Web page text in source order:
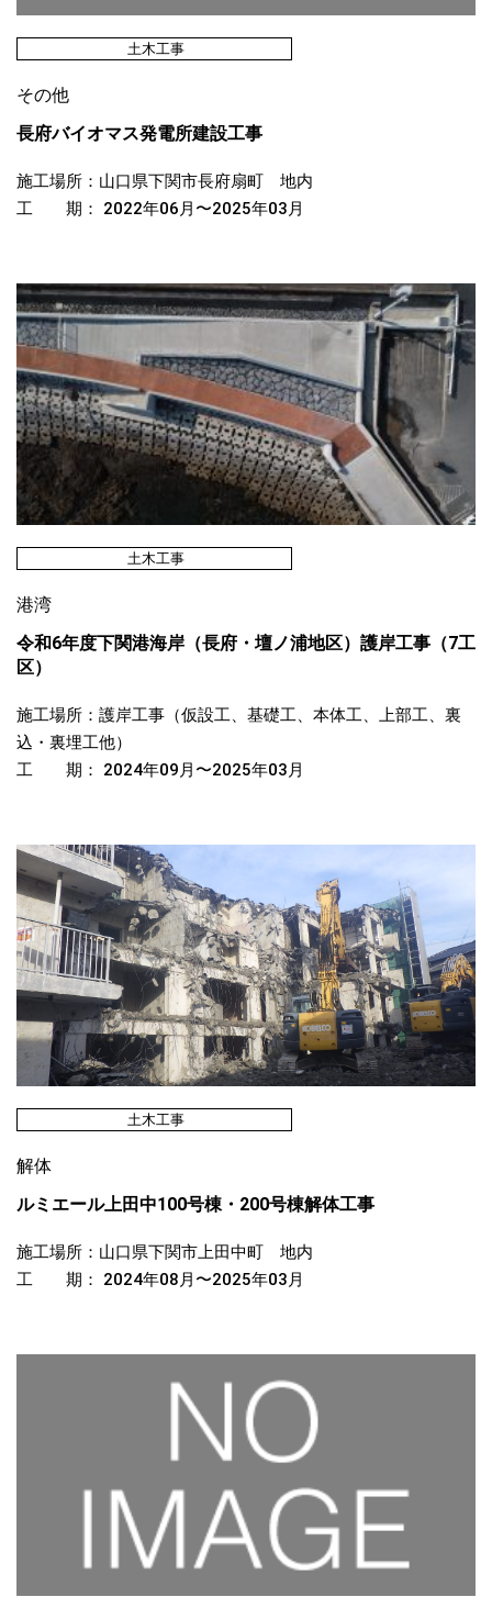
土木工事
その他
長府バイオマス発電所建設工事
施工場所：山口県下関市長府扇町 地内
工 期： 2022年06月〜2025年03月
土木工事
港湾
令和6年度下関港海岸（長府・壇ノ浦地区）護岸工事（7工
区）
施工場所：護岸工事（仮設工、基礎工、本体工、上部工、裏
込・裏埋工他）
工 期： 2024年09月〜2025年03月
土木工事
解体
ルミエール上田中100号棟・200号棟解体工事
施工場所：山口県下関市上田中町 地内
工 期： 2024年08月〜2025年03月